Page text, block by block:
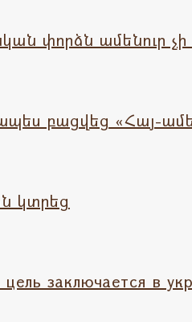
փորձն ամենուր
բացվեց «Հայ-
կտրեց
заключается в